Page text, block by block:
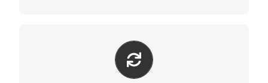
BAKIM & ONARIM